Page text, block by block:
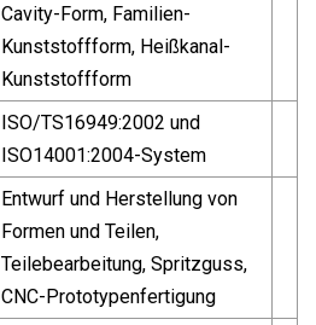
Cavity-Form, Familien-
Kunststoffform, Heißkanal-
Kunststoffform
ISO/TS16949:2002 und
ISO14001:2004-System
Entwurf und Herstellung von
Formen und Teilen,
Teilebearbeitung, Spritzguss,
CNC-Prototypenfertigung